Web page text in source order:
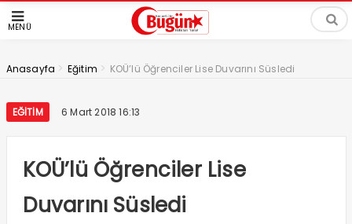
MENÜ
Anasayfa > Eğitim > KOÜ’lü Öğrenciler Lise Duvarını Süsledi
EĞITIM 6 Mart 2018 16:13
KOÜ’lü Öğrenciler Lise
Duvarını Süsledi